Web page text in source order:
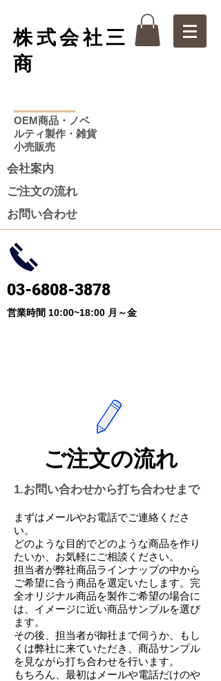
株式会社三
商
OEM商品・ノベ
ルティ製作・雑貨
小売販売
会社案内
ご注文の流れ
お問い合わせ
03-6808-3878
営業時間 10:00~18:00 月～金
​ご注文の流れ
1.お問い合わせから打ち合わせまで
まずはメールやお電話でご連絡くださ
い。
どのような目的でどのような商品を作り
たいか、お気軽にご相談ください。
担当者が弊社商品ラインナップの中から
ご希望に合う商品を選定いたします。完
全オリジナル商品を製作ご希望の場合に
は、イメージに近い商品サンプルを選び
ます。
その後、担当者が御社まで伺うか、もし
くは弊社に来ていただき、商品サンプル
を見ながら打ち合わせを行います。
​もちろん、最初はメールや電話だけのや